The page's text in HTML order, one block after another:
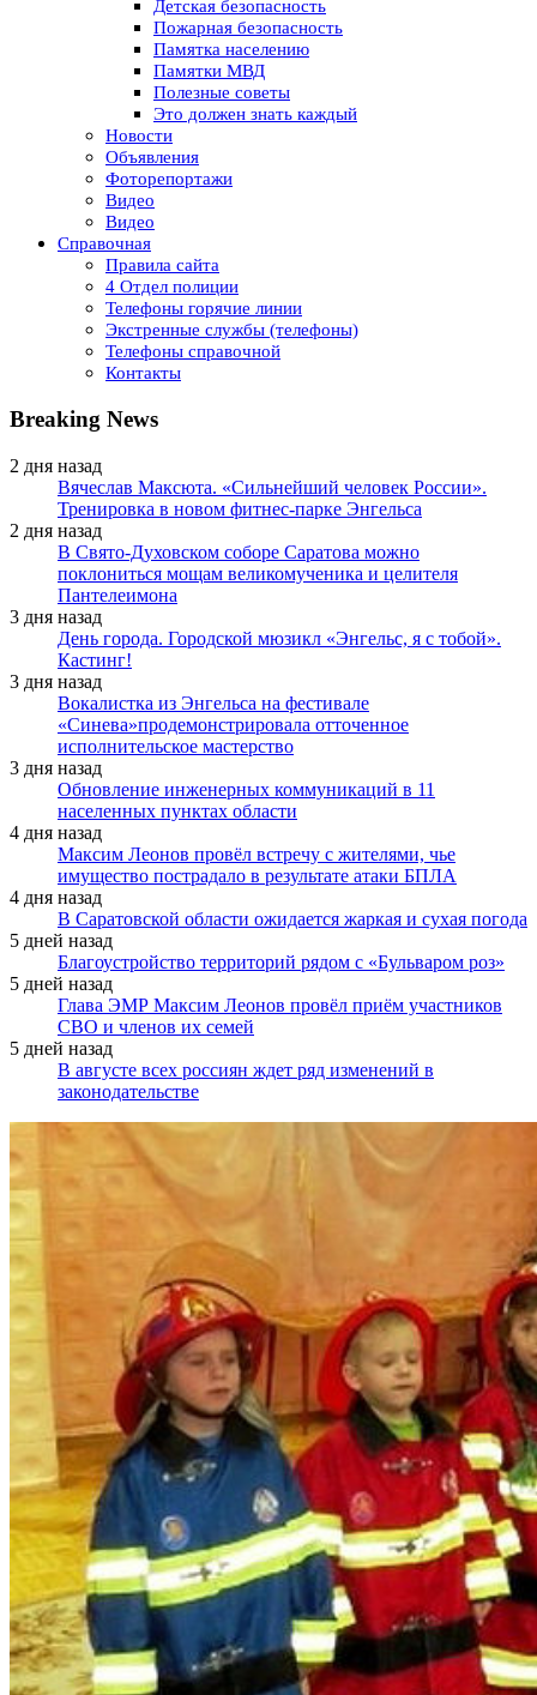
Детская безопасность
Пожарная безопасность
Памятка населению
Памятки МВД
Полезные советы
Это должен знать каждый
Новости
Объявления
Фоторепортажи
Видео
Видео
Справочная
Правила сайта
4 Отдел полиции
Телефоны горячие линии
Экстренные службы (телефоны)
Телефоны справочной
Контакты
Breaking News
2 дня назад
Вячеслав Максюта. «Сильнейший человек России».
Тренировка в новом фитнес-парке Энгельса
2 дня назад
В Свято-Духовском соборе Саратова можно
поклониться мощам великомученика и целителя
Пантелеимона
3 дня назад
День города. Городской мюзикл «Энгельс, я с тобой».
Кастинг!
3 дня назад
Вокалистка из Энгельса на фестивале
«Синева»продемонстрировала отточенное
исполнительское мастерство
3 дня назад
Обновление инженерных коммуникаций в 11
населенных пунктах области
4 дня назад
Максим Леонов провёл встречу с жителями, чье
имущество пострадало в результате атаки БПЛА
4 дня назад
В Саратовской области ожидается жаркая и сухая погода
5 дней назад
Благоустройство территорий рядом с «Бульваром роз»
5 дней назад
Глава ЭМР Максим Леонов провёл приём участников
СВО и членов их семей
5 дней назад
В августе всех россиян ждет ряд изменений в
законодательстве